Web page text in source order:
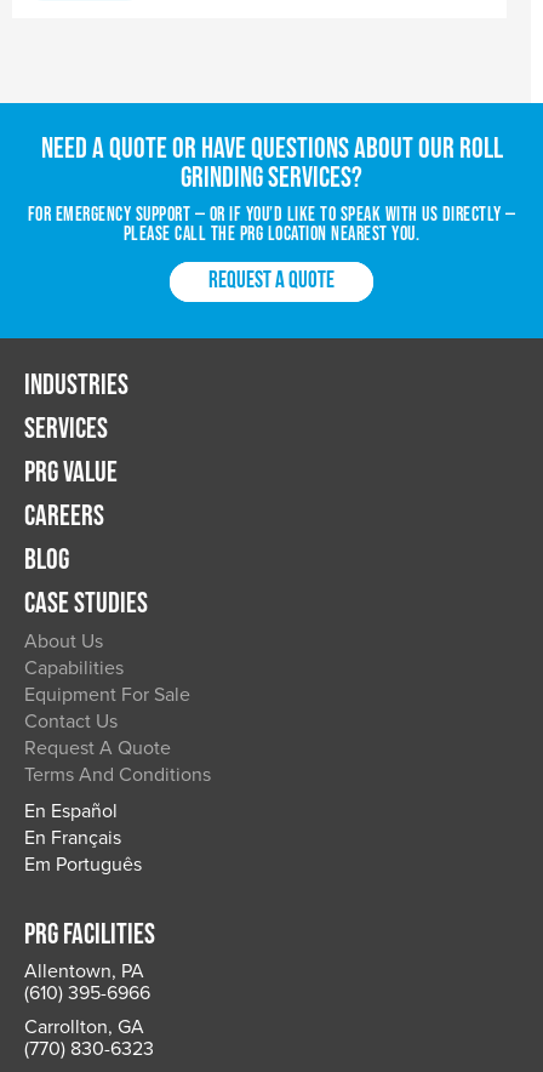
Need a quote or have questions about our roll
grinding services?
For emergency support — or if you’d like to speak with us directly —
please call the PRG location nearest you.
REQUEST A QUOTE
PRG FACILITIES
Allentown, PA
(610) 395-6966
Carrollton, GA
(770) 830-6323
INDUSTRIES
SERVICES
PRG VALUE
CAREERS
BLOG
CASE STUDIES
About Us
Capabilities
Equipment For Sale
Contact Us
Request A Quote
Terms And Conditions
En Español
En Français
Em Português